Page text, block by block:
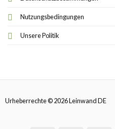
Nutzungsbedingungen
Unsere Politik
Urheberrechte © 2026 Leinwand DE